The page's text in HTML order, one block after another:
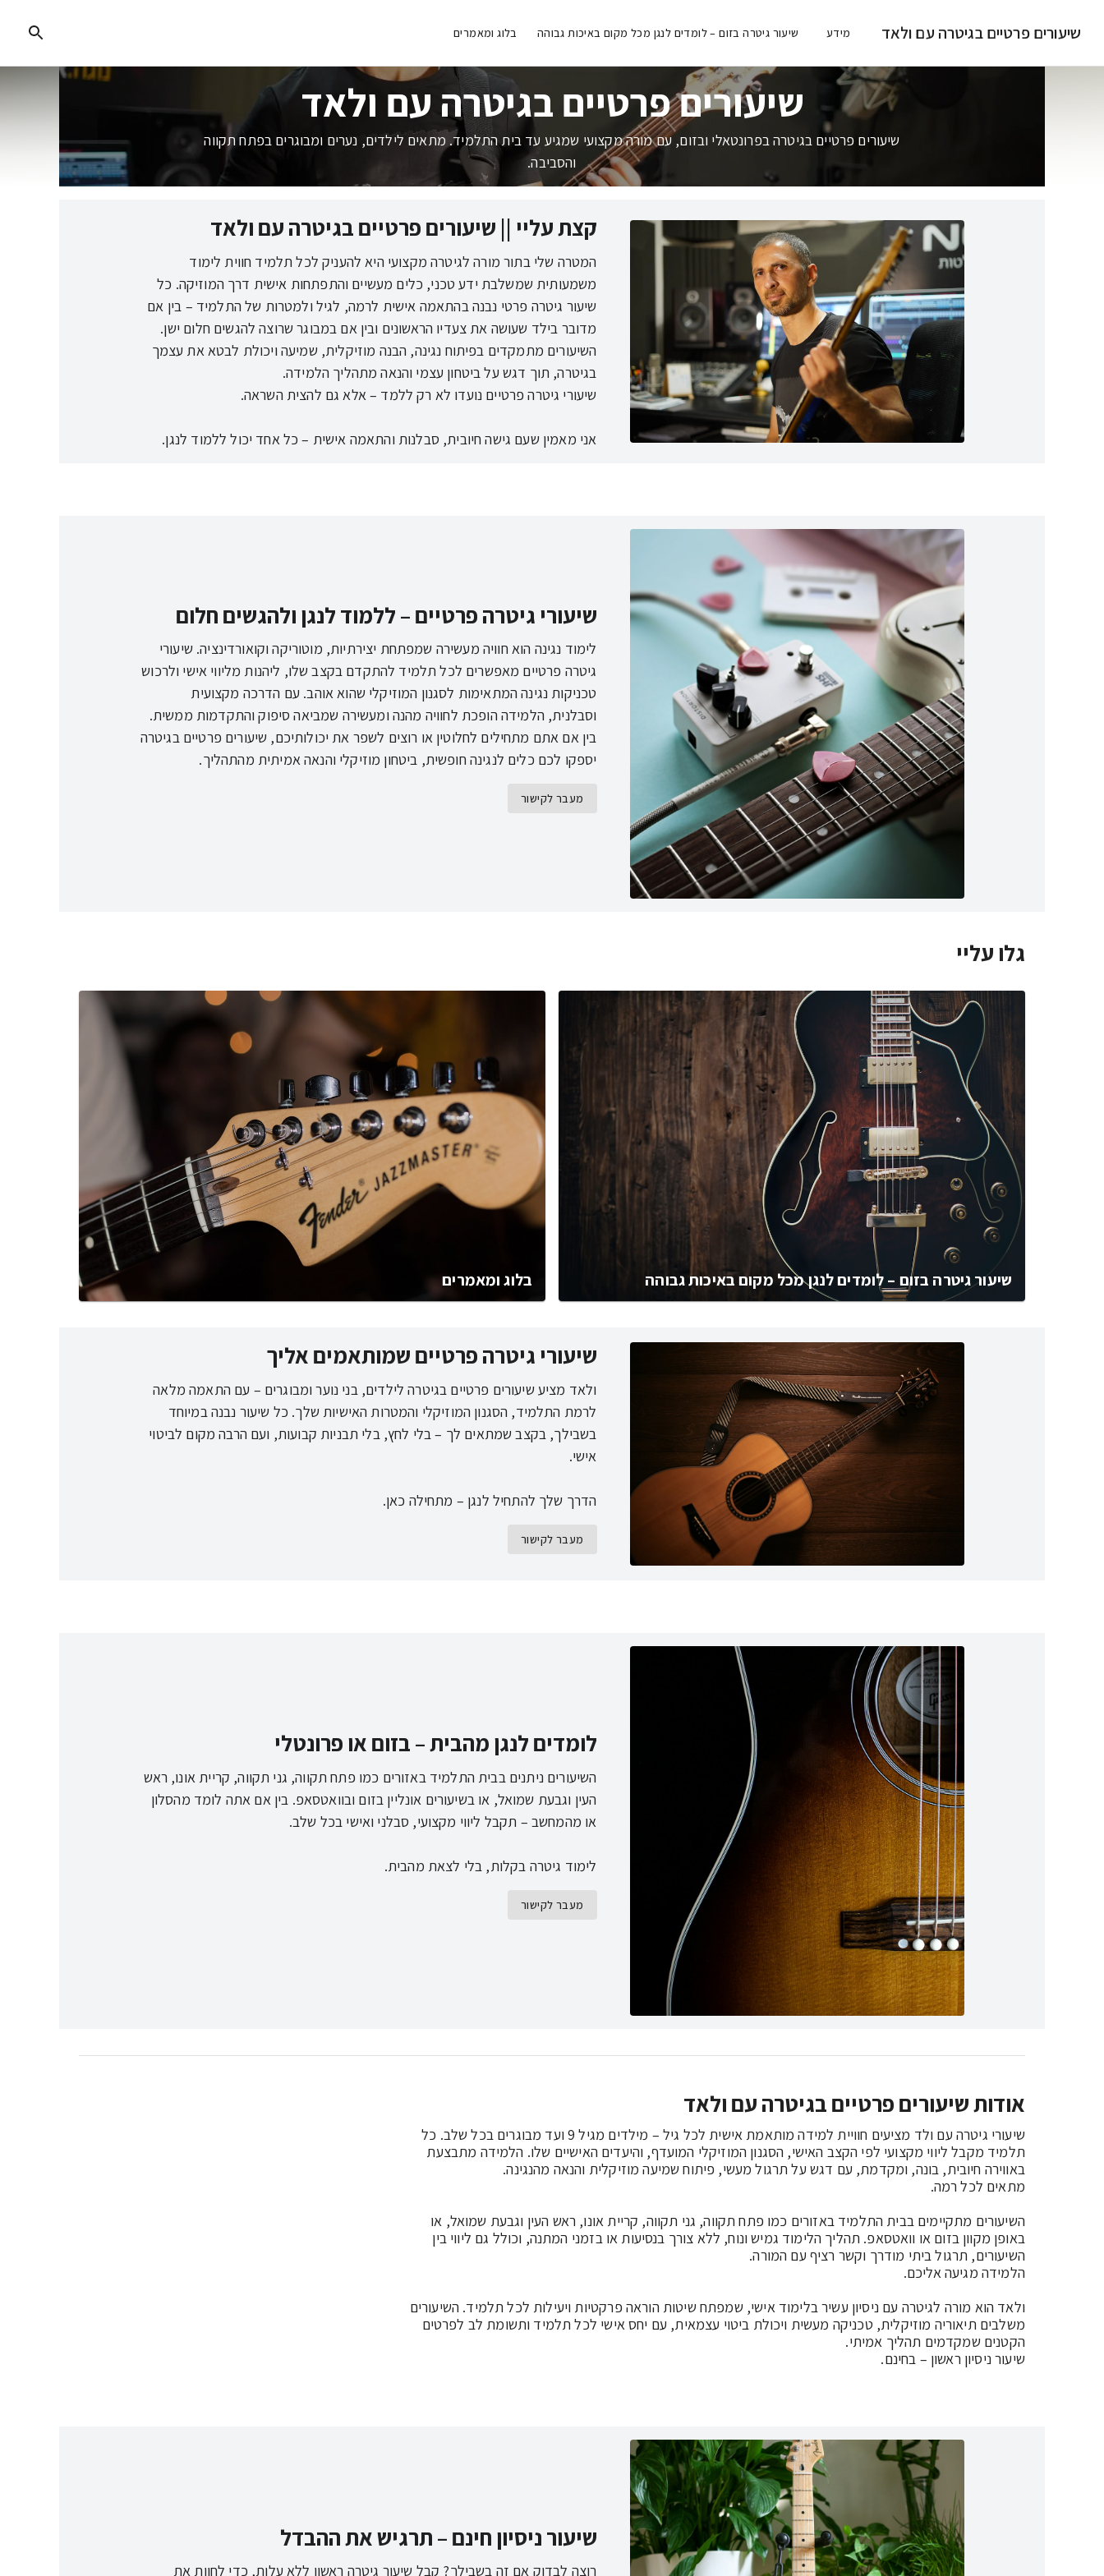
שיעורים פרטיים בגיטרה עם ולאד מידע שיעור גיטרה בזום – לומדים לנגן מכל מקום באיכות גבוהה בלוג ומאמרים
שיעורים פרטיים בגיטרה עם ולאד
שיעורים פרטיים בגיטרה בפרונטאלי ובזום, עם מורה מקצועי שמגיע עד בית התלמיד. מתאים לילדים, נערים ומבוגרים בפתח תקווה
והסביבה.
קצת עליי || שיעורים פרטיים בגיטרה עם ולאד
המטרה שלי בתור מורה לגיטרה מקצועי היא להעניק לכל תלמיד חווית לימוד
משמעותית שמשלבת ידע טכני, כלים מעשיים והתפתחות אישית דרך המוזיקה. כל
שיעור גיטרה פרטי נבנה בהתאמה אישית לרמה, לגיל ולמטרות של התלמיד – בין אם
מדובר בילד שעושה את צעדיו הראשונים ובין אם במבוגר שרוצה להגשים חלום ישן.
השיעורים מתמקדים בפיתוח נגינה, הבנה מוזיקלית, שמיעה ויכולת לבטא את עצמך
אני מאמין שעם גישה חיובית, סבלנות והתאמה אישית – כל אחד יכול ללמוד לנגן.
שיעורי גיטרה פרטיים – ללמוד לנגן ולהגשים חלום
לימוד נגינה הוא חוויה מעשירה שמפתחת יצירתיות, מוטוריקה וקואורדינציה. שיעורי
גיטרה פרטיים מאפשרים לכל תלמיד להתקדם בקצב שלו, ליהנות מליווי אישי ולרכוש
טכניקות נגינה המתאימות לסגנון המוזיקלי שהוא אוהב. עם הדרכה מקצועית
וסבלנית, הלמידה הופכת לחוויה מהנה ומעשירה שמביאה סיפוק והתקדמות ממשית.
בין אם אתם מתחילים לחלוטין או רוצים לשפר את יכולותיכם, שיעורים פרטיים בגיטרה
יספקו לכם כלים לנגינה חופשית, ביטחון מוזיקלי והנאה אמיתית מהתהליך.
מעבר לקישור
גלו עליי
שיעור גיטרה בזום – לומדים לנגן מכל מקום באיכות גבוהה בלוג ומאמרים
שיעורי גיטרה פרטיים שמותאמים אליך
ולאד מציע שיעורים פרטיים בגיטרה לילדים, בני נוער ומבוגרים – עם התאמה מלאה
לרמת התלמיד, הסגנון המוזיקלי והמטרות האישיות שלך. כל שיעור נבנה במיוחד
בשבילך, בקצב שמתאים לך – בלי לחץ, בלי תבניות קבועות, ועם הרבה מקום לביטוי
הדרך שלך להתחיל לנגן – מתחילה כאן.
מעבר לקישור
לומדים לנגן מהבית – בזום או פרונטלי
השיעורים ניתנים בבית התלמיד באזורים כמו פתח תקווה, גני תקווה, קריית אונו, ראש
העין וגבעת שמואל, או בשיעורים אונליין בזום ובוואטסאפ. בין אם אתה לומד מהסלון
לימוד גיטרה בקלות, בלי לצאת מהבית.
מעבר לקישור
אודות שיעורים פרטיים בגיטרה עם ולאד
שיעורי גיטרה עם ולד מציעים חוויית למידה מותאמת אישית לכל גיל – מילדים מגיל 9 ועד מבוגרים בכל שלב. כל
שיעור ניסיון ראשון – בחינם.
שיעור ניסיון חינם – תרגיש את ההבדל
רוצה לבדוק אם זה בשבילך? קבל שיעור גיטרה ראשון ללא עלות, כדי לחוות את